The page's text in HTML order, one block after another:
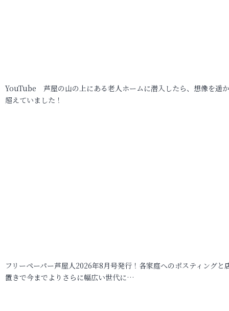
YouTube 芦屋の山の上にある老人ホームに潜入したら、想像を遥
超えていました！
フリーペーパー芦屋人2026年8月号発行！各家庭へのポスティングと
置きで今までよりさらに幅広い世代に…